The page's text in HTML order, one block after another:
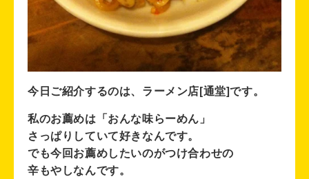
今日ご紹介するのは、ラーメン店[通堂]です。
私のお薦めは「おんな味らーめん」
さっぱりしていて好きなんです。
でも今回お薦めしたいのがつけ合わせの
辛もやしなんです。